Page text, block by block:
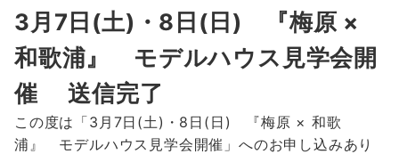
3月7日(土)・8日(日) 『梅原 ×
和歌浦』 モデルハウス見学会開
催 送信完了
この度は「3月7日(土)・8日(日) 『梅原 × 和歌
浦』 モデルハウス見学会開催」へのお申し込みあり